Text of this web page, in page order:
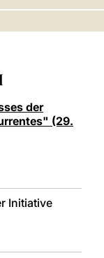
der
(29.
Initiative